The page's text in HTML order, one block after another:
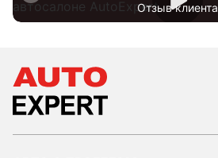
Отзыв клиента